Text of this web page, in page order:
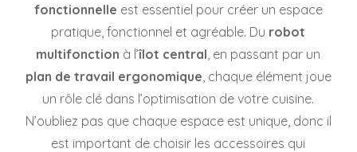
fonctionnelle est essentiel pour créer un espace
pratique, fonctionnel et agréable. Du robot
multifonction à l’îlot central , en passant par un
plan de travail ergonomique , chaque élément joue
un rôle clé dans l’optimisation de votre cuisine.
N’oubliez pas que chaque espace est unique, donc il
est important de choisir les accessoires qui